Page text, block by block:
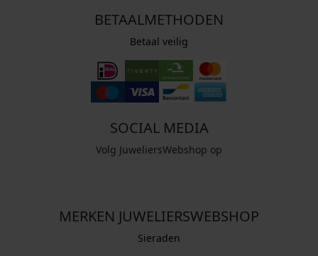
BETAALMETHODEN
Betaal veilig
SOCIAL MEDIA
Volg JuweliersWebshop op
MERKEN JUWELIERSWEBSHOP
Sieraden